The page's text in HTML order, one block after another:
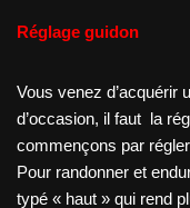
Réglage guidon
Vous venez d’acquérir
d’occasion, il faut la
commençons par
Pour randonner et
typé « haut » qui rend